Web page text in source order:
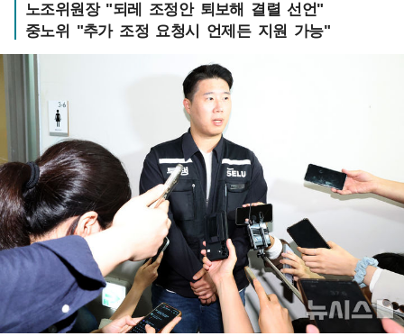
노조위원장 "되레 조정안 퇴보해 결렬 선언"
중노위 "추가 조정 요청시 언제든 지원 가능"